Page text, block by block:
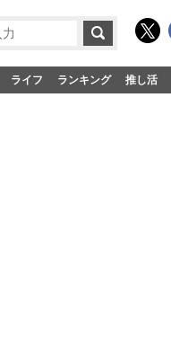
ライフ ランキング 推し活